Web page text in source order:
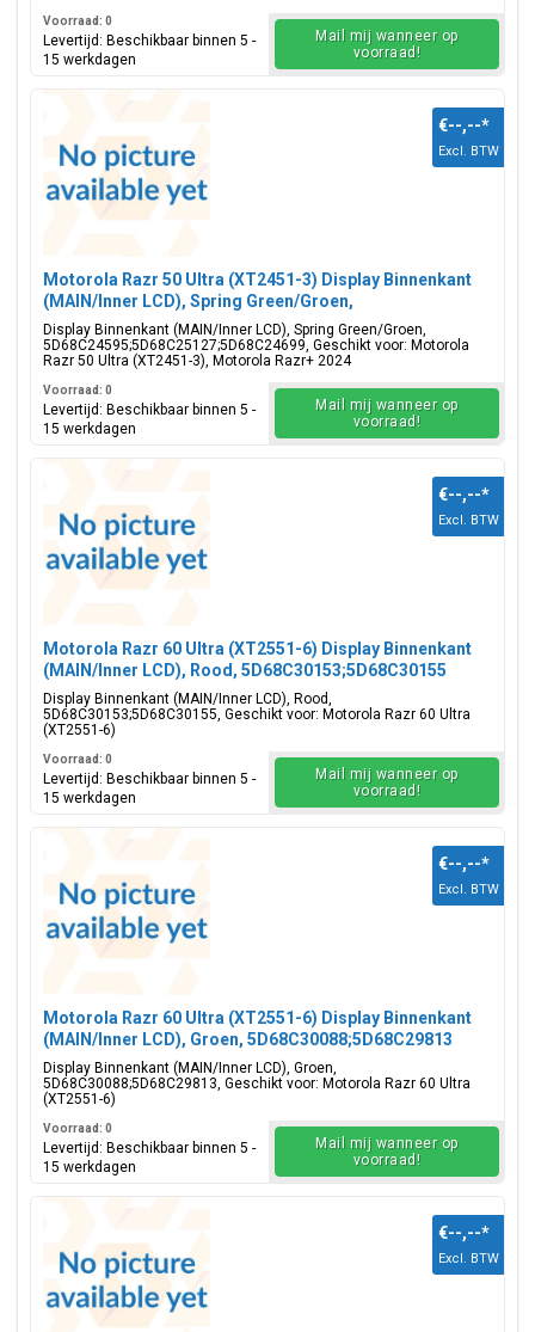
Voorraad: 0
Levertijd: Beschikbaar binnen 5 -
15 werkdagen
Mail mij wanneer op
voorraad!
Motorola Razr 50 Ultra (XT2451-3) Display Binnenkant
(MAIN/Inner LCD), Spring Green/Groen,
5D68C24595;5D68C25127;5D68C24699
Display Binnenkant (MAIN/Inner LCD), Spring Green/Groen,
5D68C24595;5D68C25127;5D68C24699, Geschikt voor: Motorola
Razr 50 Ultra (XT2451-3), Motorola Razr+ 2024
€--,--*
Excl. BTW
Voorraad: 0
Levertijd: Beschikbaar binnen 5 -
15 werkdagen
Mail mij wanneer op
voorraad!
Motorola Razr 60 Ultra (XT2551-6) Display Binnenkant
(MAIN/Inner LCD), Rood, 5D68C30153;5D68C30155
Display Binnenkant (MAIN/Inner LCD), Rood,
5D68C30153;5D68C30155, Geschikt voor: Motorola Razr 60 Ultra
(XT2551-6)
€--,--*
Excl. BTW
Voorraad: 0
Levertijd: Beschikbaar binnen 5 -
15 werkdagen
Mail mij wanneer op
voorraad!
Motorola Razr 60 Ultra (XT2551-6) Display Binnenkant
(MAIN/Inner LCD), Groen, 5D68C30088;5D68C29813
Display Binnenkant (MAIN/Inner LCD), Groen,
5D68C30088;5D68C29813, Geschikt voor: Motorola Razr 60 Ultra
(XT2551-6)
€--,--*
Excl. BTW
Voorraad: 0
Levertijd: Beschikbaar binnen 5 -
15 werkdagen
Mail mij wanneer op
voorraad!
€--,--*
Excl. BTW